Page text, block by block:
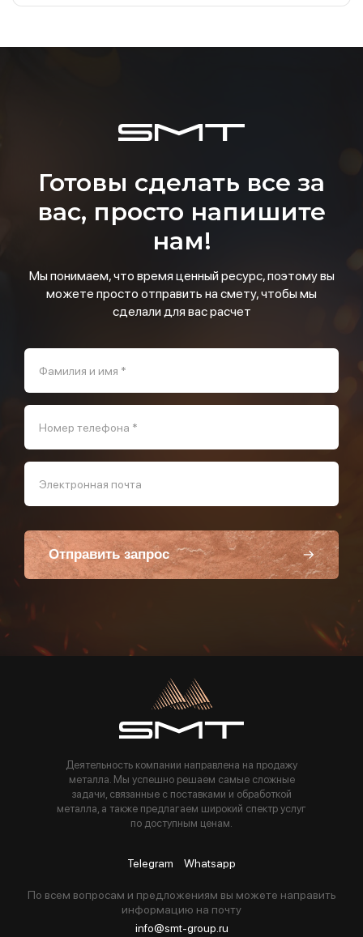
Готовы сделать все за
вас, просто напишите
нам!
Мы понимаем, что время ценный ресурс, поэтому вы
можете просто отправить на смету, чтобы мы
сделали для вас расчет
Фамилия и имя *
Номер телефона *
Электронная почта
Отправить запрос
Пользуясь данной формой вы соглашаетесь с политикой компании
Деятельность компании направлена на продажу
металла. Мы успешно решаем самые сложные
задачи, связанные с поставками и обработкой
металла, а также предлагаем широкий спектр услуг
по доступным ценам.
Telegram Whatsapp
По всем вопросам и предложениям вы можете направить
информацию на почту
info@smt-group.ru